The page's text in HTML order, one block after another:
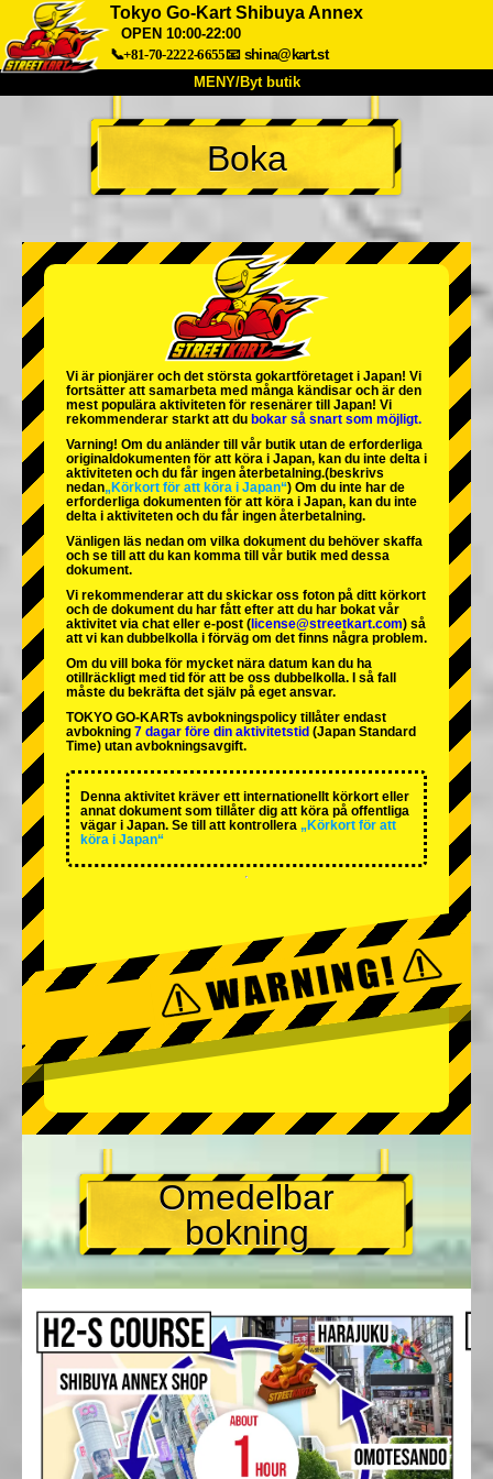
Tokyo Go-Kart Shibuya Annex
OPEN 10:00-22:00
📞+81-70-2222-6655📧 shina@kart.st
MENY/Byt butik
Om oss Specifikationer
Hitta hit Röster
Boka
Byt butik
Tokyo Akihabara#1
Tokyo Akihabara#2
Tokyo Shibuya Annex Tokyo Bay
Tokyo Asakusa Osaka
Okinawa
Boka
Vi är pionjärer och det största gokartföretaget i Japan! Vi
fortsätter att samarbeta med många kändisar och är den
mest populära aktiviteten för resenärer till Japan! Vi
rekommenderar starkt att du bokar så snart som möjligt.
Varning! Om du anländer till vår butik utan de erforderliga
originaldokumenten för att köra i Japan, kan du inte delta i
aktiviteten och du får ingen återbetalning.(beskrivs
nedan„Körkort för att köra i Japan“) Om du inte har de
erforderliga dokumenten för att köra i Japan, kan du inte
delta i aktiviteten och du får ingen återbetalning.
Vänligen läs nedan om vilka dokument du behöver skaffa
och se till att du kan komma till vår butik med dessa
dokument.
Vi rekommenderar att du skickar oss foton på ditt körkort
och de dokument du har fått efter att du har bokat vår
aktivitet via chat eller e-post ( license@streetkart.com) så
att vi kan dubbelkolla i förväg om det finns några problem.
Om du vill boka för mycket nära datum kan du ha
otillräckligt med tid för att be oss dubbelkolla. I så fall
måste du bekräfta det själv på eget ansvar.
TOKYO GO-KARTs avbokningspolicy tillåter endast
avbokning 7 dagar före din aktivitetstid (Japan Standard
Time) utan avbokningsavgift.
Denna aktivitet kräver ett internationellt körkort eller
annat dokument som tillåter dig att köra på offentliga
vägar i Japan. Se till att kontrollera „Körkort för att
köra i Japan“
Omedelbar
bokning